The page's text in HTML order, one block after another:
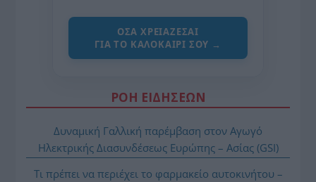
ΌΣΑ ΧΡΕΙΆΖΕΣΑΙ
ΓΙΑ ΤΟ ΚΑΛΟΚΑΊΡΙ ΣΟΥ →
ΡΟΗ ΕΙΔΗΣΕΩΝ
Δυναμική Γαλλική παρέμβαση στον Αγωγό
Ηλεκτρικής Διασυνδέσεως Ευρώπης – Ασίας (GSI)
Τι πρέπει να περιέχει το φαρμακείο αυτοκινήτου –